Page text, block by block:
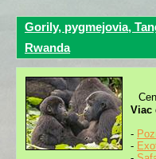
Gorily, pygmejovia,
Rwanda
Viac
-
-